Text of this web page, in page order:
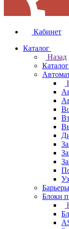
Кабинет
Каталог
Назад
Каталог
Блоки